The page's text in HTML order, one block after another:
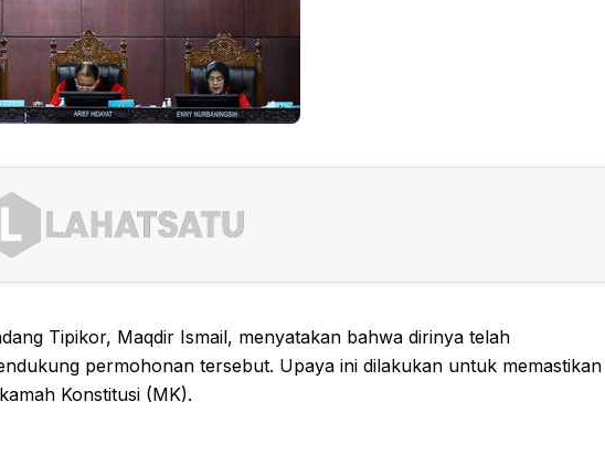
Tipikor, Maqdir Ismail, menyatakan bahwa dirinya telah
permohonan tersebut. Upaya ini dilakukan untuk memastikan
Konstitusi (MK).